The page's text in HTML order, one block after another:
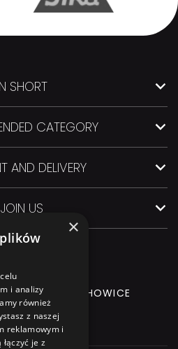
SHORT
CATEGORY
AND DELIVERY
JOIN US
44-145 PILCHOWICE
544 064
×
i analizy
również
z naszej
reklamowym i
je z